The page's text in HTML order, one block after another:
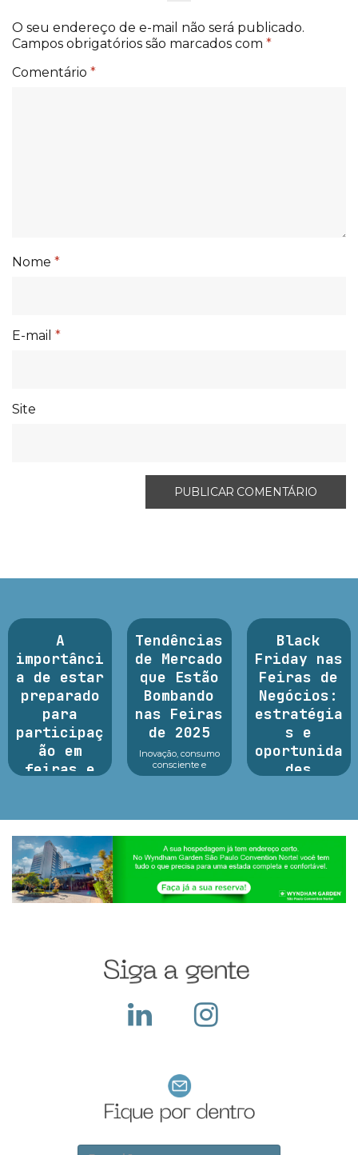
O seu endereço de e-mail não será publicado.
Campos obrigatórios são marcados com *
Comentário *
Nome *
E-mail *
Site
A
importânci
a de estar
preparado
para
participaç
ão em
feiras e
Sabemos que
feira com exposição
exige um alto
investimento pois
além do custo com o
local, a empresa deve
construir seu sta...
Tendências
de Mercado
que Estão
Bombando
nas Feiras
de 2025
Inovação, consumo
consciente e
tecnologia no centro
estão revelando um
cheio de opor...
Black
Friday nas
Feiras de
Negócios:
estratégia
s e
oportunida
des
potencializar vendas,
fortalecer parcerias e
atrair novos clientes
em um dos períodos...